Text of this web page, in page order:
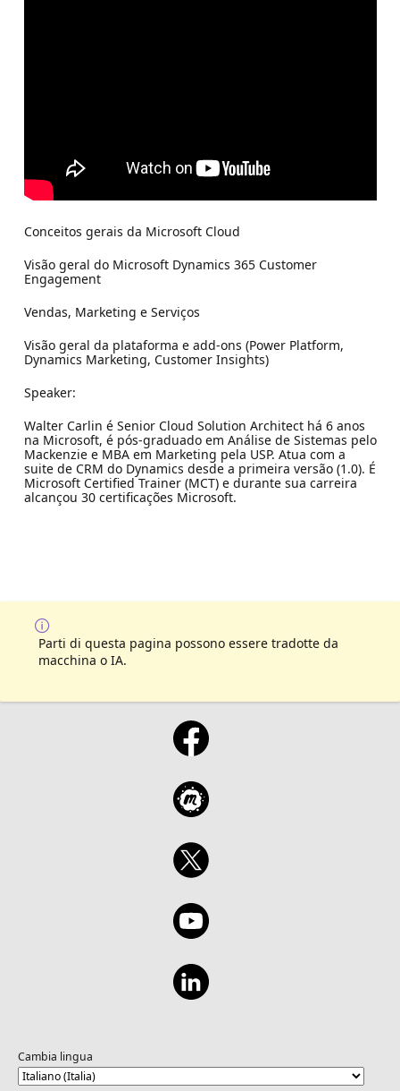
Conceitos gerais da Microsoft Cloud
Visão geral do Microsoft Dynamics 365 Customer
Engagement
Vendas, Marketing e Serviços
Visão geral da plataforma e add-ons (Power Platform,
Dynamics Marketing, Customer Insights)
Speaker:
Walter Carlin é Senior Cloud Solution Architect há 6 anos
na Microsoft, é pós-graduado em Análise de Sistemas pelo
Mackenzie e MBA em Marketing pela USP. Atua com a
suite de CRM do Dynamics desde a primeira versão (1.0). É
Microsoft Certified Trainer (MCT) e durante sua carreira
alcançou 30 certificações Microsoft.
Parti di questa pagina possono essere tradotte da
macchina o IA.
Cambia lingua